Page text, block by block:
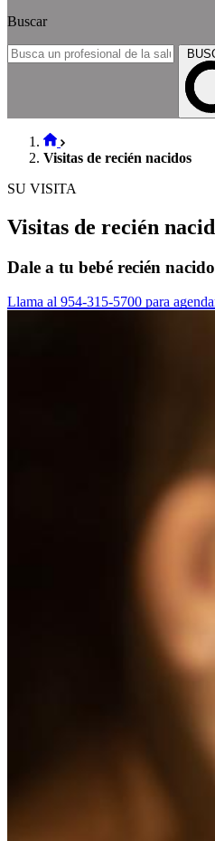
Buscar
Visitas de recién nacidos
SU VISITA
Visitas de recién
Dale a tu bebé recién
Llama al 954-315-5700 para